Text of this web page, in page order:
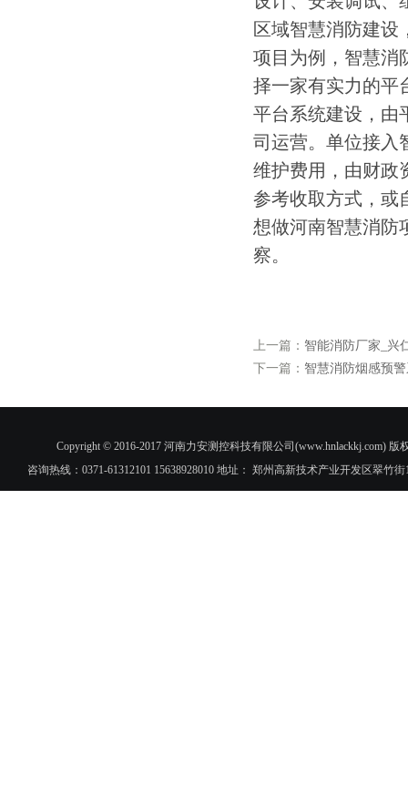
区域智慧消防建设
项目为例，智慧消
择一家有实力的平
平台系统建设，由
司运营。单位接入
维护费用，由财政
参考收取方式，或
想做河南智慧消防
察。
上一篇： 智能消防厂家_兴
下一篇： 智慧消防烟感预
Copyright © 2016-2017 河南力安测控科技有限公司(www.hnlackkj.com)
咨询热线：0371-61312101 15638928010 地址： 郑州高新技术产业开发区翠竹